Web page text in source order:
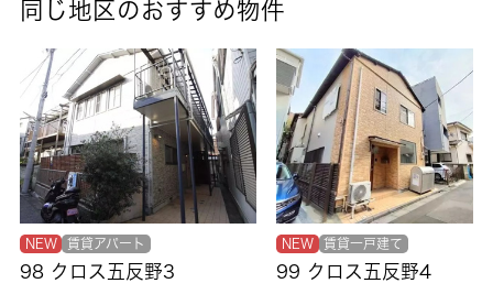
同じ地区のおすすめ物件
NEW 賃貸アパート
98 クロス五反野3
NEW 賃貸一戸建て
99 クロス五反野4